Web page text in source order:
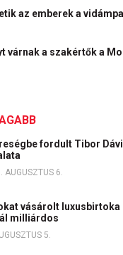
az emberek a
várnak a szakértők a
fordult Tibor
AUGUSZTUS 6.
vásárolt luxusbirtoka
milliárdos
5.